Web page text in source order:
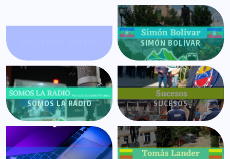
SIMÓN BOLÍVAR
SOMOS LA RADIO SUCESOS